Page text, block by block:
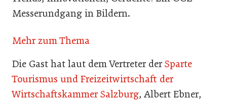
Messerundgang in Bildern.
Mehr zum Thema
Die Gast hat laut dem Vertreter der Sparte
Tourismus und Freizeitwirtschaft der
Wirtschaftskammer Salzburg, Albert Ebner,